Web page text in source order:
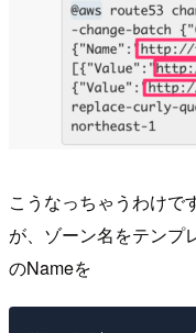
こうなっちゃうわけで
が、ゾーン名をテンプ
のNameを